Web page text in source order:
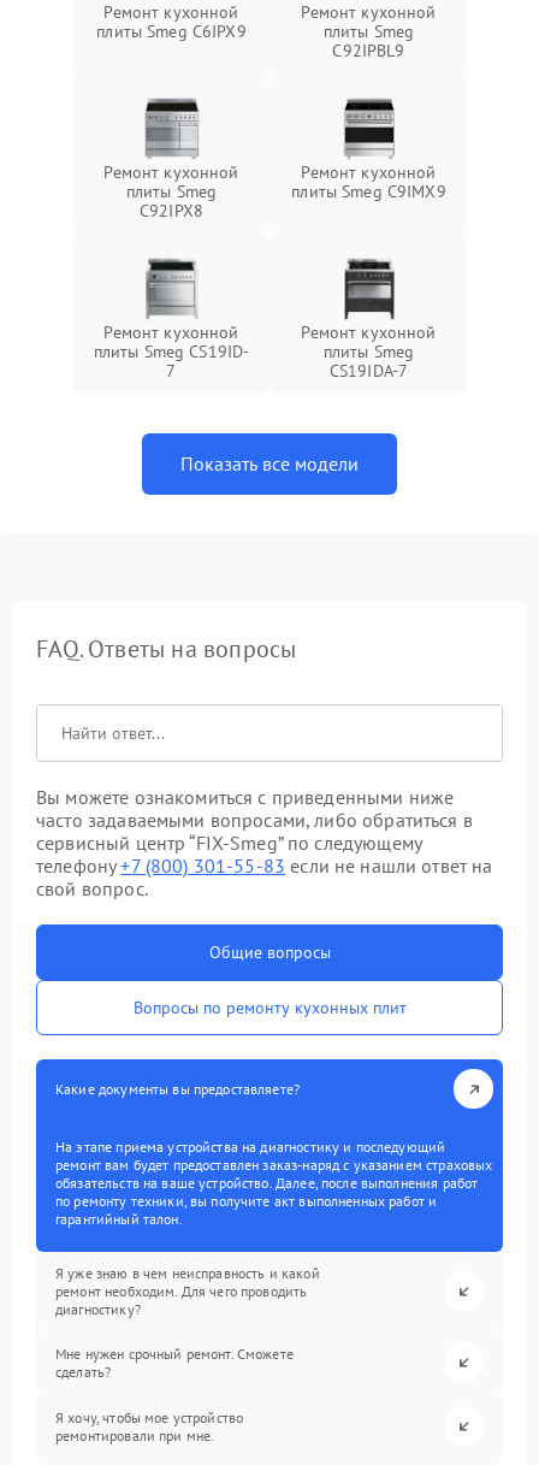
Ремонт кухонной
плиты Smeg C6IPX9
Ремонт кухонной
плиты Smeg
C92IPBL9
Ремонт кухонной
плиты Smeg
C92IPX8
Ремонт кухонной
плиты Smeg C9IMX9
Ремонт кухонной
плиты Smeg CS19ID-
7
Ремонт кухонной
плиты Smeg
CS19IDA-7
Показать все модели
FAQ. Ответы на вопросы
Вы можете ознакомиться с приведенными ниже
часто задаваемыми вопросами, либо обратиться в
сервисный центр “FIX-Smeg” по следующему
телефону+7 (800) 301-55-83 если не нашли ответ на
свой вопрос.
Общие вопросы
Вопросы по ремонту кухонных плит
Какие документы вы предоставляете?
На этапе приема устройства на диагностику и последующий
ремонт вам будет предоставлен заказ-наряд с указанием страховых
обязательств на ваше устройство. Далее, после выполнения работ
по ремонту техники, вы получите акт выполненных работ и
гарантийный талон.
Я уже знаю в чем неисправность и какой
ремонт необходим. Для чего проводить
диагностику?
Мне нужен срочный ремонт. Сможете
сделать?
Я хочу, чтобы мое устройство
ремонтировали при мне.